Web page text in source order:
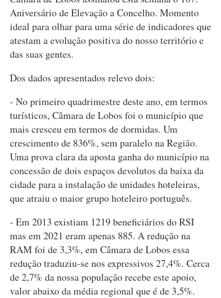
Aniversário de Elevação a Concelho. Momento
ideal para olhar para uma série de indicadores que
atestam a evolução positiva do nosso território e
das suas gentes.
Dos dados apresentados relevo dois:
- No primeiro quadrimestre deste ano, em termos
turísticos, Câmara de Lobos foi o município que
mais cresceu em termos de dormidas. Um
crescimento de 836%, sem paralelo na Região.
Uma prova clara da aposta ganha do município na
concessão de dois espaços devolutos da baixa da
cidade para a instalação de unidades hoteleiras,
que atraiu o maior grupo hoteleiro português.
- Em 2013 existiam 1219 beneficiários do RSI
mas em 2021 eram apenas 885. A redução na
RAM foi de 3,3%, em Câmara de Lobos essa
redução traduziu-se nos expressivos 27,4%. Cerca
de 2,7% da nossa população recebe este apoio,
valor abaixo da média regional que é de 3,5%.